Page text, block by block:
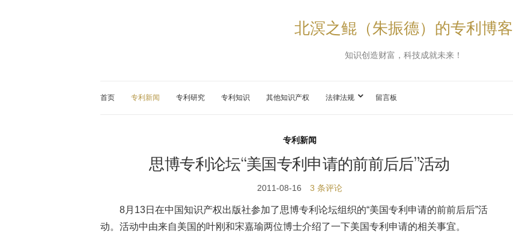
北溟之鲲（朱振德）的专利博客
知识创造财富，科技成就未来！
首页 专利新闻 专利研究 专利知识 其他知识产权 法律法规 留言板
专利新闻
思博专利论坛“美国专利申请的前前后后”活动
2011-08-16 3 条评论
8月13日在中国知识产权出版社参加了思博专利论坛组织的“美国专利申请的前前后后”活
动。活动中由来自美国的叶刚和宋嘉瑜两位博士介绍了一下美国专利申请的相关事宜。